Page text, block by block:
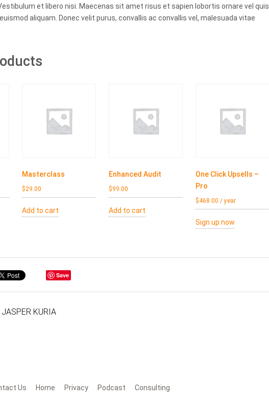
et libero nisi. Maecenas sit amet risus et sapien lobortis ornare vel quis
aliquam. Donec velit purus, convallis ac convallis vel, malesuada vitae
Masterclass
$29.00
Add to cart
Enhanced Audit
$99.00
Add to cart
One Click Upsells –
Pro
$468.00 / year
Sign up now
Save
JASPER KURIA
Us Home Privacy Podcast Consulting